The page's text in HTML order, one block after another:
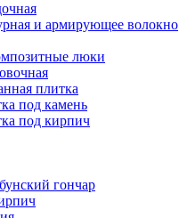
и армирующее волокно
люки
плитка
под камень
под кирпич
гончар